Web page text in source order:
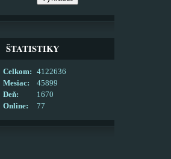
ŠTATISTIKY
Online: 77
Celkom:
4122636
Mesiac:
45899
Deň:
1670